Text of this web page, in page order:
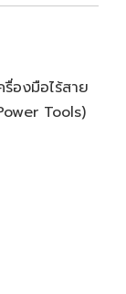
รื่องมือไร้สาย
Tools)